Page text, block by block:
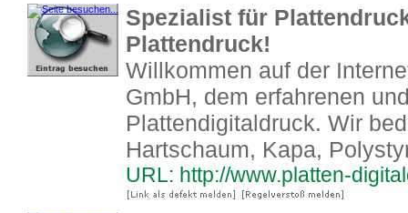
Spezialist für
Plattendruck!
Willkommen auf der
GmbH, dem erfahrenen
Plattendigitaldruck. Wir
Hartschaum, Kapa,
URL: http://www.platten-